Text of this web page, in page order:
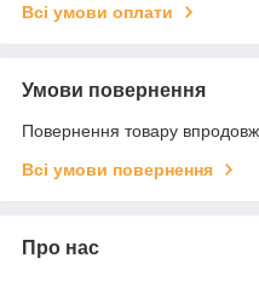
Всі умови оплати
Умови повернення
Повернення товару
Всі умови повернення
Про нас